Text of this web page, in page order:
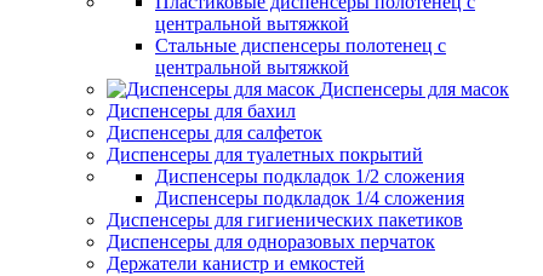
центральной вытяжкой
Стальные диспенсеры полотенец с
центральной вытяжкой
Диспенсеры для масок
Диспенсеры для бахил
Диспенсеры для салфеток
Диспенсеры для туалетных покрытий
Диспенсеры подкладок 1/2 сложения
Диспенсеры подкладок 1/4 сложения
Диспенсеры для гигиенических пакетиков
Диспенсеры для одноразовых перчаток
Держатели канистр и емкостей